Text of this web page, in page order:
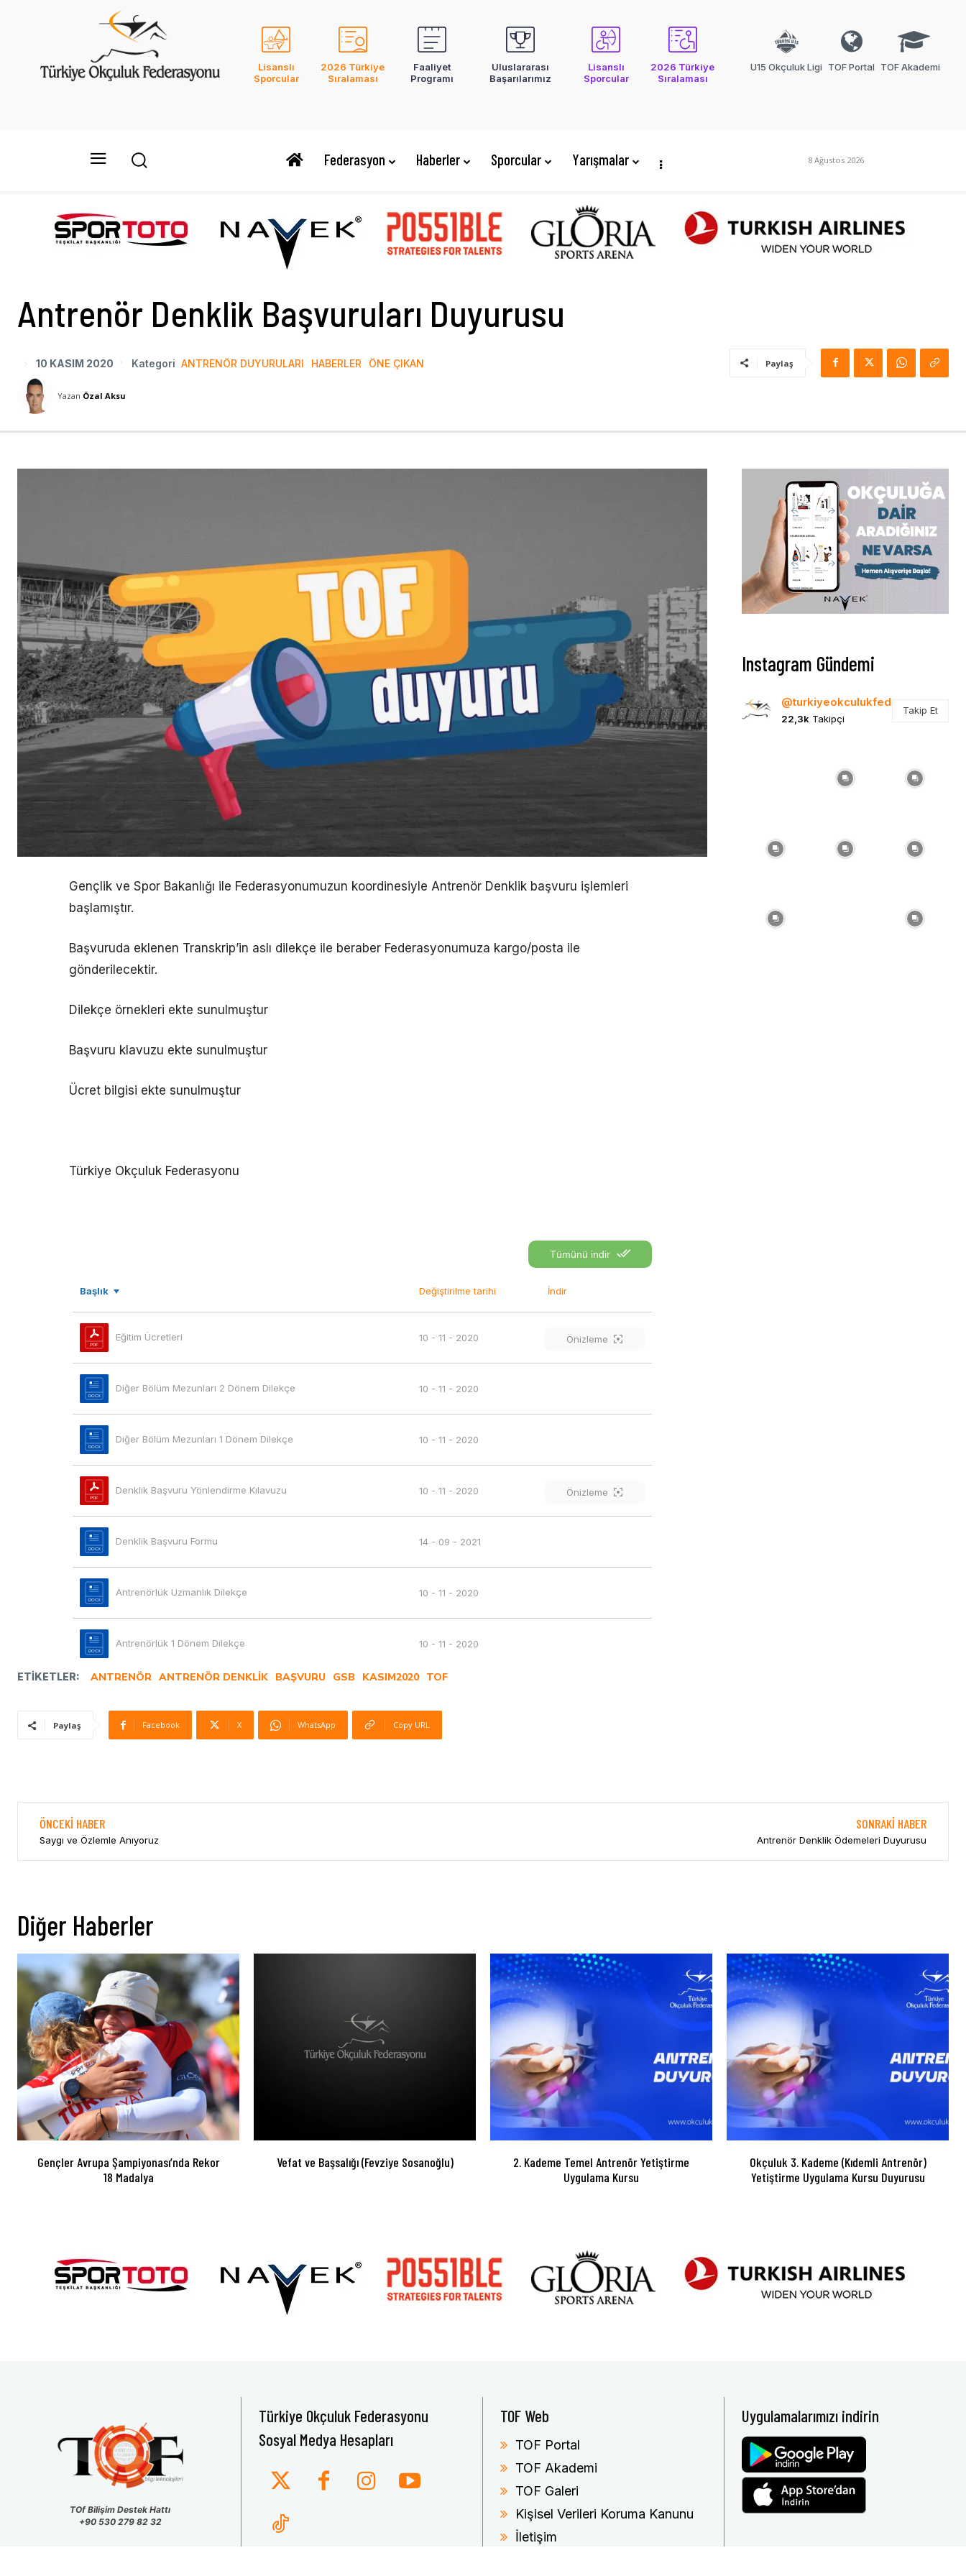
Lisanslı
Sporcular
2026 Türkiye
Sıralaması
Faaliyet
Programı
Uluslararası
Başarılarımız
Lisanslı
Sporcular
2026 Türkiye
Sıralaması
U15 Okçuluk Ligi TOF Portal TOF Akademi
Federasyon Haberler Sporcular Yarışmalar 8 Ağustos 2026
Antrenör Denklik Başvuruları Duyurusu
10 KASIM 2020 Kategori ANTRENÖR DUYURULARI HABERLER ÖNE ÇIKAN Paylaş
Yazan Özal Aksu
Gençlik ve Spor Bakanlığı ile Federasyonumuzun koordinesiyle Antrenör Denklik başvuru işlemleri
başlamıştır.
Başvuruda eklenen Transkrip’in aslı dilekçe ile beraber Federasyonumuza kargo/posta ile
gönderilecektir.
Dilekçe örnekleri ekte sunulmuştur
Başvuru klavuzu ekte sunulmuştur
Ücret bilgisi ekte sunulmuştur
Türkiye Okçuluk Federasyonu
Tümünü indir
Başlık Değiştirilme tarihi İndir
Eğitim Ücretleri 10 - 11 - 2020 Önizleme
Diğer Bölüm Mezunları 2 Dönem Dilekçe 10 - 11 - 2020
Diğer Bölüm Mezunları 1 Dönem Dilekçe 10 - 11 - 2020
Denklik Başvuru Yönlendirme Kılavuzu 10 - 11 - 2020 Önizleme
Denklik Başvuru Formu 14 - 09 - 2021
Antrenörlük Uzmanlık Dilekçe 10 - 11 - 2020
Antrenörlük 1 Dönem Dilekçe 10 - 11 - 2020
ETIKETLER: ANTRENÖR ANTRENÖR DENKLIK BAŞVURU GSB KASIM2020 TOF
Paylaş Facebook X WhatsApp Copy URL
Instagram Gündemi
@turkiyeokculukfed
22,3k Takipçi
Takip Et
ÖNCEKI HABER
Saygı ve Özlemle Anıyoruz
SONRAKI HABER
Antrenör Denklik Ödemeleri Duyurusu
Diğer Haberler
Gençler Avrupa Şampiyonası’nda Rekor
18 Madalya
Vefat ve Başsalığı (Fevziye Sosanoğlu)
2. Kademe Temel Antrenör Yetiştirme
Uygulama Kursu
Okçuluk 3. Kademe (Kıdemli Antrenör)
Yetiştirme Uygulama Kursu Duyurusu
TOf Bilişim Destek Hattı
+90 530 279 82 32
Türkiye Okçuluk Federasyonu
Sosyal Medya Hesapları
TOF Web
TOF Portal
TOF Akademi
TOF Galeri
Kişisel Verileri Koruma Kanunu
İletişim
Uygulamalarımızı indirin